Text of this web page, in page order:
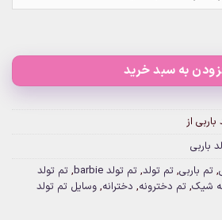
به سبد خرید
از
باربی
, تم باربی, تم تولد, تم تولد barbie , تم تولد
شیک, تم دخترونه, دخترانه, وسایل تم تولد